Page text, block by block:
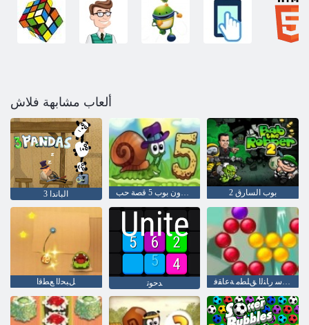
ألعاب مشابهة فلاش
3 الباندا الحلزون بوب 5 قصة حب بوب السارق 2
ﻞﺒﺤﻟﺍ ﻊﻄﻗﺍ ﺪﺣﻮﺗ ﺎﻏﺎﺳ ﺭﺎﻨﻟﺍ ﻖﻠﻄﻣ ﺔﻋﺎﻘﻓ